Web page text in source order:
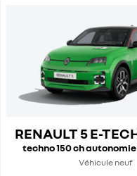
RENAULT 5 E-
techno 150 ch
Véhicule neuf